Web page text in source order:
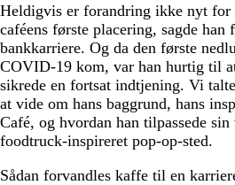
Heldigvis er forandring ikke nyt for
caféens første placering, sagde
bankkarriere. Og da den første
COVID-19 kom, var han hurtig til
sikrede en fortsat indtjening. Vi
at vide om hans baggrund, hans
Café, og hvordan han tilpassede
foodtruck-inspireret pop-op-sted.
Sådan forvandles kaffe til en